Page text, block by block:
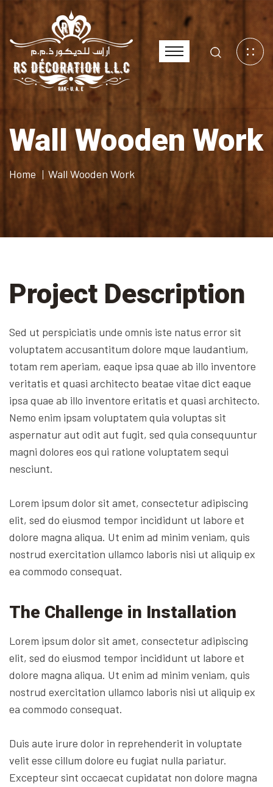
Wall Wooden Work
Home Wall Wooden Work
Project Description
Sed ut perspiciatis unde omnis iste natus error sit
voluptatem accusantitum dolore mque laudantium,
totam rem aperiam, eaque ipsa quae ab illo inventore
veritatis et quasi architecto beatae vitae dict eaque
ipsa quae ab illo inventore eritatis et quasi architecto.
Nemo enim ipsam voluptatem quia voluptas sit
aspernatur aut odit aut fugit, sed quia consequuntur
magni dolores eos qui ratione voluptatem sequi
nesciunt.
Lorem ipsum dolor sit amet, consectetur adipiscing
elit, sed do eiusmod tempor incididunt ut labore et
dolore magna aliqua. Ut enim ad minim veniam, quis
nostrud exercitation ullamco laboris nisi ut aliquip ex
ea commodo consequat.
The Challenge in Installation
Lorem ipsum dolor sit amet, consectetur adipiscing
elit, sed do eiusmod tempor incididunt ut labore et
dolore magna aliqua. Ut enim ad minim veniam, quis
nostrud exercitation ullamco laboris nisi ut aliquip ex
ea commodo consequat.
Duis aute irure dolor in reprehenderit in voluptate
velit esse cillum dolore eu fugiat nulla pariatur.
Excepteur sint occaecat cupidatat non dolore magna